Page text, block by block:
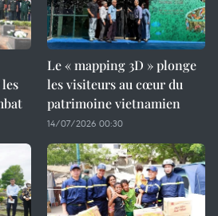
Le « mapping 3D » plonge
les visiteurs au cœur du
patrimoine vietnamien
14/07/2026 00:30